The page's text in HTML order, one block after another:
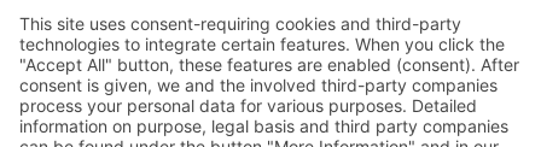
LÍNEA DIRECTA DE ASISTENCIA TÉCNICA